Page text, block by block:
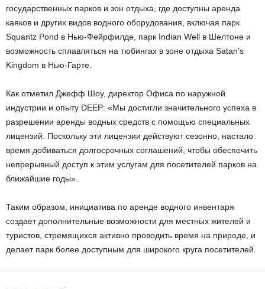
государственных парков и зон отдыха, где доступны аренда
каяков и других видов водного оборудования, включая парк
Squantz Pond в Нью-Фейрфилде, парк Indian Well в Шелтоне и
возможность сплавляться на тюбингах в зоне отдыха Satan’s
Kingdom в Нью-Гарте.
Как отметил Джефф Шоу, директор Офиса по наружной
индустрии и опыту DEEP: «Мы достигли значительного успеха в
разрешении аренды водных средств с помощью специальных
лицензий. Поскольку эти лицензии действуют сезонно, настало
время добиваться долгосрочных соглашений, чтобы обеспечить
непрерывный доступ к этим услугам для посетителей парков на
ближайшие годы».
Таким образом, инициатива по аренде водного инвентаря
создает дополнительные возможности для местных жителей и
туристов, стремящихся активно проводить время на природе, и
делает парк более доступным для широкого круга посетителей.